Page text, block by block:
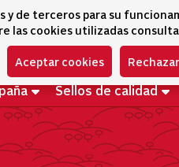
de terceros para su
las cookies utilizadas
Aceptar cookies
Sellos de calidad